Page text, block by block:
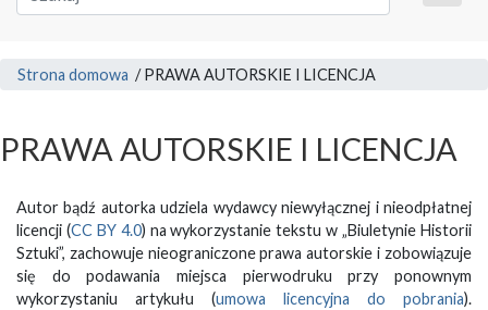
Strona domowa /PRAWA AUTORSKIE I LICENCJA
PRAWA AUTORSKIE I LICENCJA
Autor bądź autorka udziela wydawcy niewyłącznej i nieodpłatnej
licencji (CC BY 4.0) na wykorzystanie tekstu w „Biuletynie Historii
Sztuki”, zachowuje nieograniczone prawa autorskie i zobowiązuje
się do podawania miejsca pierwodruku przy ponownym
wykorzystaniu artykułu (umowa licencyjna do pobrania).